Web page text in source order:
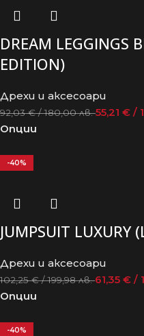
DREAM LEGGINGS
EDITION)
Дрехи и аксесоари
92,03€/ 180,00 лв.55,21 € /
Опции
-40%
JUMPSUIT LUXURY
Дрехи и аксесоари
102,25€/ 199,98 лв.61,35 € /
Опции
-40%